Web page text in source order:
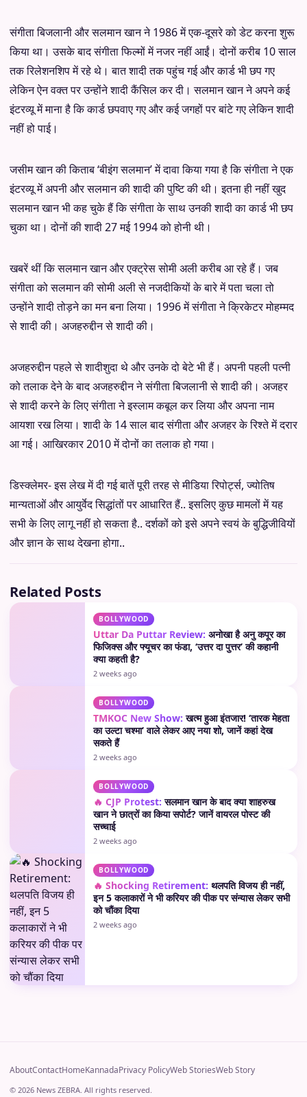
संगीता बिजलानी और सलमान खान ने 1986 में एक-दूसरे को डेट करना शुरू
किया था। उसके बाद संगीता फिल्मों में नजर नहीं आईं। दोनों करीब 10 साल
तक रिलेशनशिप में रहे थे। बात शादी तक पहुंच गई और कार्ड भी छप गए
लेकिन ऐन वक्त पर उन्होंने शादी कैंसिल कर दी। सलमान खान ने अपने कई
इंटरव्यू में माना है कि कार्ड छपवाए गए और कई जगहों पर बांटे गए लेकिन शादी
नहीं हो पाई।
जसीम खान की किताब ‘बीइंग सलमान’ में दावा किया गया है कि संगीता ने एक
इंटरव्यू में अपनी और सलमान की शादी की पुष्टि की थी। इतना ही नहीं खुद
सलमान खान भी कह चुके हैं कि संगीता के साथ उनकी शादी का कार्ड भी छप
चुका था। दोनों की शादी 27 मई 1994 को होनी थी।
खबरें थीं कि सलमान खान और एक्ट्रेस सोमी अली करीब आ रहे हैं। जब
संगीता को सलमान की सोमी अली से नजदीकियों के बारे में पता चला तो
उन्होंने शादी तोड़ने का मन बना लिया। 1996 में संगीता ने क्रिकेटर मोहम्मद
से शादी की। अजहरुद्दीन से शादी की।
अजहरुद्दीन पहले से शादीशुदा थे और उनके दो बेटे भी हैं। अपनी पहली पत्नी
को तलाक देने के बाद अजहरुद्दीन ने संगीता बिजलानी से शादी की। अजहर
से शादी करने के लिए संगीता ने इस्लाम कबूल कर लिया और अपना नाम
आयशा रख लिया। शादी के 14 साल बाद संगीता और अजहर के रिश्ते में दरार
आ गई। आखिरकार 2010 में दोनों का तलाक हो गया।
डिस्क्लेमर- इस लेख में दी गई बातें पूरी तरह से मीडिया रिपोर्ट्स, ज्योतिष
मान्यताओं और आयुर्वेद सिद्धांतों पर आधारित हैं.. इसलिए कुछ मामलों में यह
सभी के लिए लागू नहीं हो सकता है.. दर्शकों को इसे अपने स्वयं के बुद्धिजीवियों
और ज्ञान के साथ देखना होगा..
Related Posts
BOLLYWOOD
Uttar Da Puttar Review: अनोखा है अनु कपूर का
फिजिक्स और फ्यूचर का फंडा, ‘उत्तर दा पुत्तर’ की कहानी
क्या कहती है?
2 weeks ago
BOLLYWOOD
TMKOC New Show: खत्म हुआ इंतजार! ‘तारक मेहता
का उल्टा चश्मा’ वाले लेकर आए नया शो, जानें कहां देख
सकते हैं
2 weeks ago
BOLLYWOOD
🔥 CJP Protest: सलमान खान के बाद क्या शाहरुख
खान ने छात्रों का किया सपोर्ट? जानें वायरल पोस्ट की
सच्चाई
2 weeks ago
BOLLYWOOD
🔥 Shocking Retirement: थलपति विजय ही नहीं,
इन 5 कलाकारों ने भी करियर की पीक पर संन्यास लेकर सभी
को चौंका दिया
2 weeks ago
AboutContactHomeKannadaPrivacy PolicyWeb StoriesWeb Story
© 2026 News ZEBRA. All rights reserved.